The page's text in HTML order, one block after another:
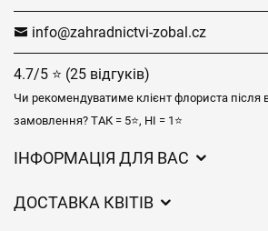
info@zahradnictvi-zobal.cz
4.7/5 ⭐ (25 відгуків)
Чи рекомендуватиме клієнт флориста після
замовлення? ТАК = 5⭐, НІ = 1⭐
ІНФОРМАЦІЯ ДЛЯ ВАС
Захист персональних даних
ДОСТАВКА КВІТІВ